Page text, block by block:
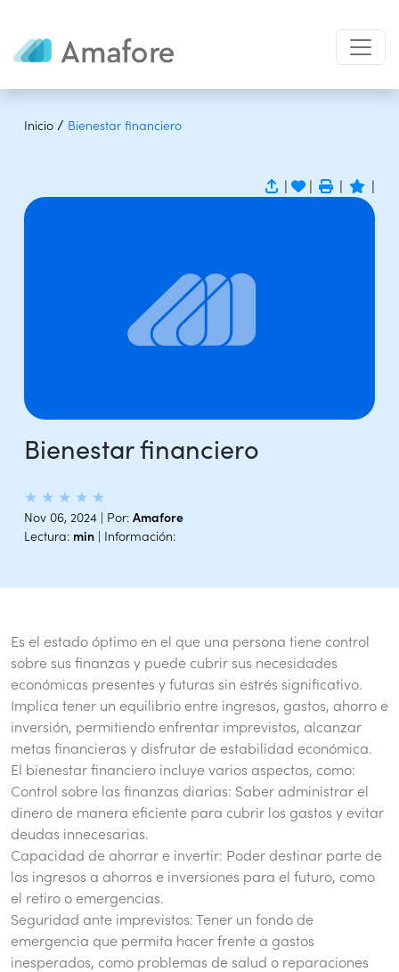
Inicio / Bienestar financiero
| | | |
Bienestar financiero
★ ★ ★ ★ ★
Nov 06, 2024 | Por: Amafore
Lectura: min | Información:
Es el estado óptimo en el que una persona tiene control
sobre sus finanzas y puede cubrir sus necesidades
económicas presentes y futuras sin estrés significativo.
Implica tener un equilibrio entre ingresos, gastos, ahorro e
inversión, permitiendo enfrentar imprevistos, alcanzar
metas financieras y disfrutar de estabilidad económica.
El bienestar financiero incluye varios aspectos, como:
Control sobre las finanzas diarias: Saber administrar el
dinero de manera eficiente para cubrir los gastos y evitar
deudas innecesarias.
Capacidad de ahorrar e invertir: Poder destinar parte de
los ingresos a ahorros e inversiones para el futuro, como
el retiro o emergencias.
Seguridad ante imprevistos: Tener un fondo de
emergencia que permita hacer frente a gastos
inesperados, como problemas de salud o reparaciones